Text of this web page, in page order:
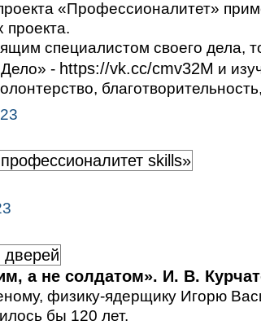
«Профессионалитет»
проекта.
специалистом своего дела,
- https://vk.cc/cmv32M и
skills»
а не солдатом». И. В.
физику-ядерщику Игорю
бы 120 лет.